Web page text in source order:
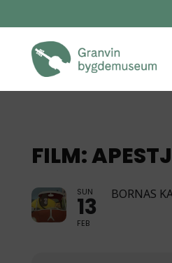
FILM:
SUN
13
FEB
BORNAS